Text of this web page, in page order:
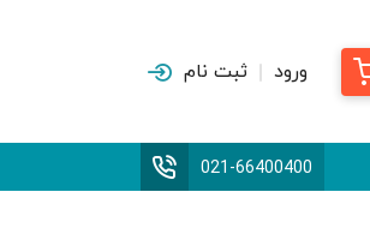
ورود ثبت نام
021-66400400